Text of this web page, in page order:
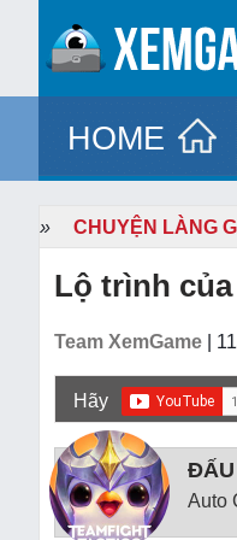
HOME
» CHUYỆN LÀNG
Lộ trình
Team XemGame |
Hãy
ĐẤU
Auto